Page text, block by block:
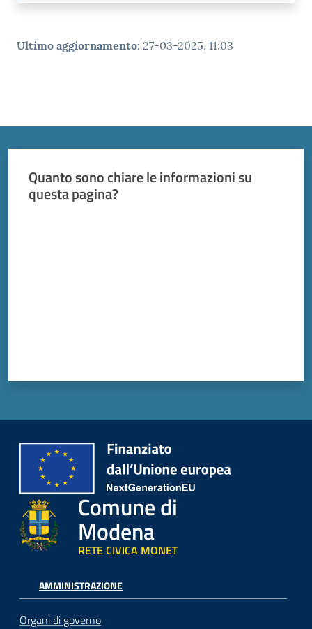
Ultimo aggiornamento: 27-03-2025, 11:03
Quanto sono chiare le informazioni su
questa pagina?
Comune di
Modena
RETE CIVICA MONET
AMMINISTRAZIONE
Organi di governo